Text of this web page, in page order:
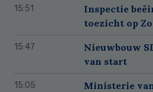
15:51
Inspectie
toezicht op
15:47
Nieuwbouw
van start
15:05
Ministerie van